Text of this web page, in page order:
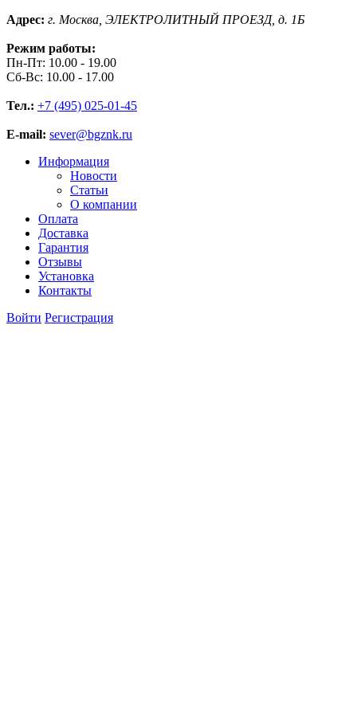
Адрес: г. Москва, ЭЛЕКТРОЛИТНЫЙ ПРОЕЗД, д. 1Б
Режим работы:
Пн-Пт: 10.00 - 19.00
Сб-Вс: 10.00 - 17.00
Тел.: +7 (495) 025-01-45
E-mail: sever@bgznk.ru
Информация
Новости
Статьи
О компании
Оплата
Доставка
Гарантия
Отзывы
Установка
Контакты
Войти Регистрация